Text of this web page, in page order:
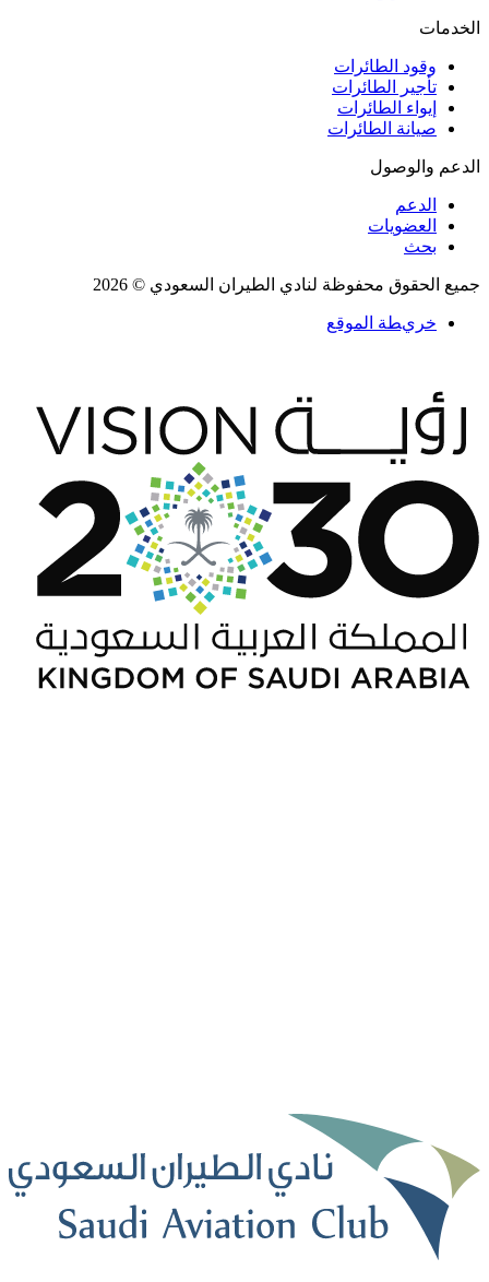
الخدمات
وقود الطائرات
تأجير الطائرات
إيواء الطائرات
صيانة الطائرات
الدعم والوصول
الدعم
العضويات
بحث
جميع الحقوق محفوظة لنادي الطيران السعودي © 2026
خريطة الموقع